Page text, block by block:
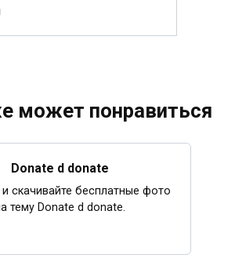
может понравиться
Donate d donate
скачивайте бесплатные фото
тему Donate d donate.